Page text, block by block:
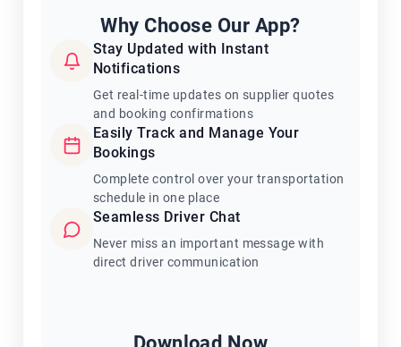
Why Choose Our App?
Stay Updated with Instant
Notifications
Get real-time updates on supplier quotes
and booking confirmations
Easily Track and Manage Your
Bookings
Complete control over your transportation
schedule in one place
Seamless Driver Chat
Never miss an important message with
direct driver communication